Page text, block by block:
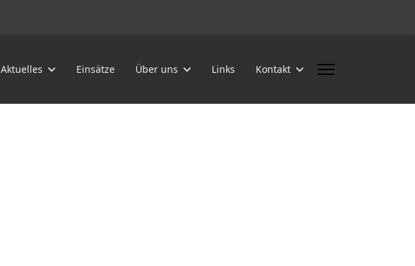
Aktuelles Einsätze Über uns Links Kontakt